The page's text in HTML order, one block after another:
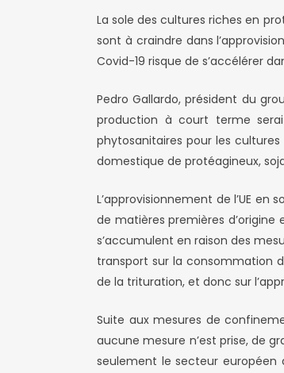
La sole des cultures riches en
sont à craindre dans
Covid-19 risque de s’accélérer
Pedro Gallardo, président du
production à court terme
phytosanitaires pour les
domestique de protéagineux,
L’approvisionnement de l’UE
de matières premières
s’accumulent en raison des
transport sur la consommation
de la trituration, et donc sur
Suite aux mesures de
aucune mesure n’est prise, de
seulement le secteur européen